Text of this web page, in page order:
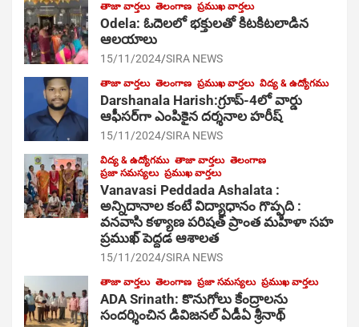
తాజా వార్తలు తెలంగాణ ప్రముఖ వార్తలు
Odela: ఓదెల‌లో భక్తులతో కిటకిటలాడిన
ఆల‌యాలు
15/11/2024 SIRA NEWS
తాజా వార్తలు తెలంగాణ ప్రముఖ వార్తలు విద్య & ఉద్యోగము
Darshanala Harish:గ్రూప్-4లో వార్డు
ఆఫీసర్‌గా ఎంపికైన దర్శనాల హరీష్
15/11/2024 SIRA NEWS
విద్య & ఉద్యోగము తాజా వార్తలు తెలంగాణ
ప్రజా సమస్యలు ప్రముఖ వార్తలు
Vanavasi Peddada Ashalata :
అన్నిదానాల కంటే విద్యాధానం గొప్పది :
వనవాసి కళ్యాణ పరిషత్ ప్రాంత మహిళా సహ
ప్రముఖ్ పెద్దడ ఆశాలత
15/11/2024 SIRA NEWS
తాజా వార్తలు తెలంగాణ ప్రజా సమస్యలు ప్రముఖ వార్తలు
ADA Srinath: కొనుగోలు కేంద్రాల‌ను
సంద‌ర్శించిన డివిజనల్ ఏడీఏ శ్రీనాథ్